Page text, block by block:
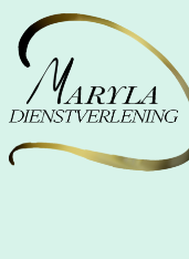
naar
inhoud